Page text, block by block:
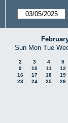
Sun Mon Tue
2 3 4
5
9
10 11
12
16
17 18
19
23
24 25 26